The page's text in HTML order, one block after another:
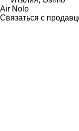
Air Nolo
Связаться с